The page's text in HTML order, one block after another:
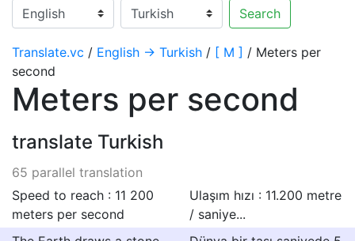
Search
Translate.vc / English → Turkish / [ M ] / Meters per
second
Meters per second
translate Turkish
65 parallel translation
Speed to reach : 11 200
meters per second
Ulaşım hızı : 11.200 metre
/ saniye...